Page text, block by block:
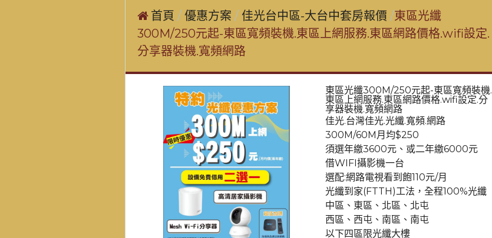
首頁 優惠方案 佳光台中區-大台中套房報價 東區光纖
300M/250元起-東區寬頻裝機.東區上網服務.東區網路價格.wifi設定.
分享器裝機.寬頻網路
東區光纖300M/250元起-東區寬頻裝機.
東區上網服務.東區網路價格.wifi設定.分
享器裝機.寬頻網路
佳光.台灣佳光.光纖.寬頻.網路
300M/60M月均$250
須選年繳3600元、或二年繳6000元
借WIFI攝影機一台
選配:網路電視看到飽110元/月
光纖到家(FTTH)工法，全程100%光纖
中區、東區、北區、北屯
西區、西屯、南區、南屯
以下四區限光纖大樓